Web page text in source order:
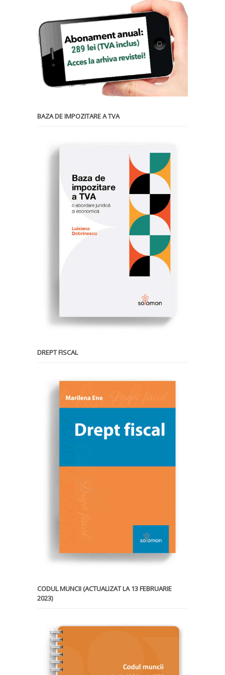
BAZA DE IMPOZITARE A TVA
DREPT FISCAL
CODUL MUNCII (ACTUALIZAT LA 13 FEBRUARIE
2023)